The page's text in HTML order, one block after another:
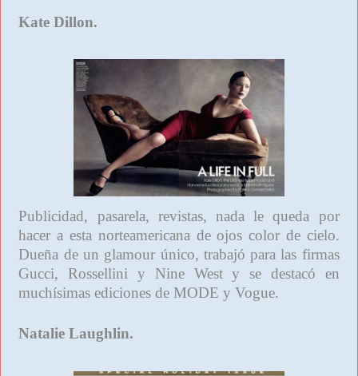
Kate Dillon.
Publicidad, pasarela, revistas, nada le queda por
hacer a esta norteamericana de ojos color de cielo.
Dueña de un glamour único, trabajó para las firmas
Gucci, Rossellini y Nine West y se destacó en
muchísimas ediciones de MODE y Vogue.
Natalie Laughlin.